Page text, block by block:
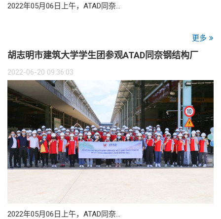
2022年05月06日上午，ATAD同奈…
更多
胡志明市建筑大学学生团参观ATAD同奈钢结构厂
2022-06-20 09:36:03
2022年05月06日上午，ATAD同奈…